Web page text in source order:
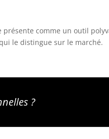
présente comme un outil
le distingue sur le marché.
?